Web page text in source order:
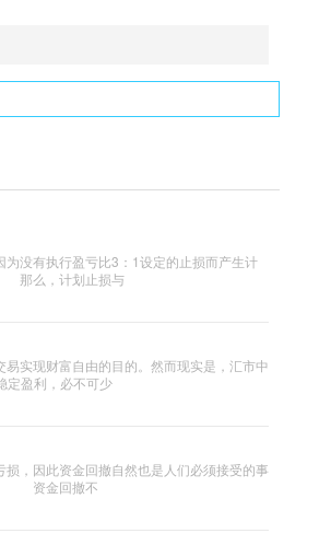
没有执行盈亏比3：1设定的止损而产生计
那么，计划止损与
实现财富自由的目的。然而现实是，汇市中
定盈利，必不可少
，因此资金回撤自然也是人们必须接受的事
。 资金回撤不